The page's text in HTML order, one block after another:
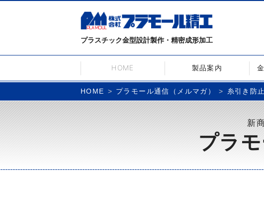
プラスチック金型設計製作・精密成形加工
HOME 製品案内
HOME プラモール通信（メルマガ） 糸引き防
新
プラ